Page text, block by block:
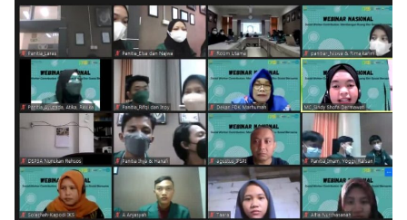
Partner
Insight
NTB
Suara
Time
Lens
IDN
Daily
Jogja
Jalan
Rakyat
Idealita
News
Kita
Notice
Dinamikapost.com
Radar
Baru
Seedbacklink
Follow
Kabarbaru